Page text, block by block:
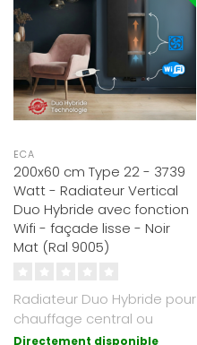
ECA
200x60 cm Type 22 - 3739
Watt - Radiateur Vertical
Duo Hybride avec fonction
Wifi - façade lisse - Noir
Mat (Ral 9005)
Radiateur Duo Hybride pour
chauffage central ou
électrique. Noir Mat RAL
Directement disponible